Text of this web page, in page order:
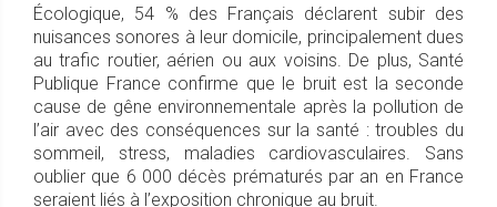
Écologique, 54 % des Français déclarent subir des
nuisances sonores à leur domicile, principalement dues
au trafic routier, aérien ou aux voisins. De plus, Santé
Publique France confirme que le bruit est la seconde
cause de gêne environnementale après la pollution de
l’air avec des conséquences sur la santé : troubles du
sommeil, stress, maladies cardiovasculaires. Sans
oublier que 6 000 décès prématurés par an en France
seraient liés à l’exposition chronique au bruit.